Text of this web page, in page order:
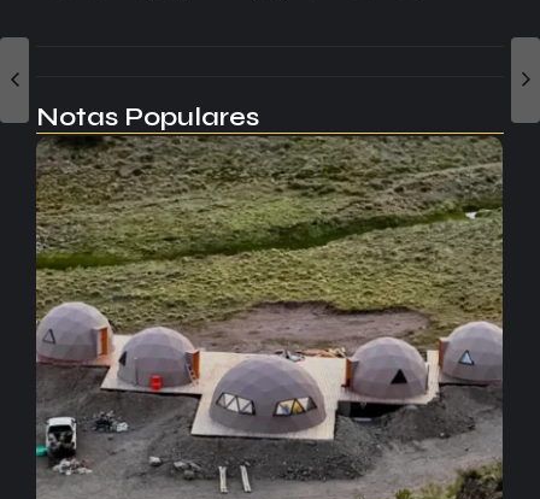
Notas Populares